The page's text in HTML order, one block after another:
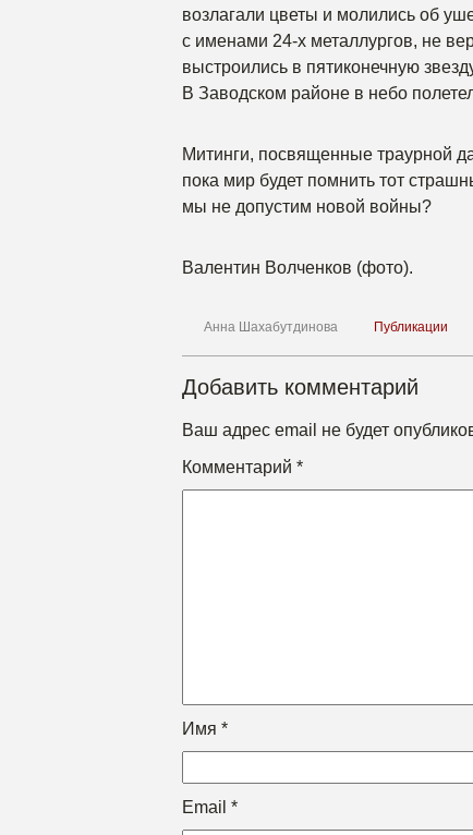
возлагали цветы и молились об
с именами 24-х металлургов, не
выстроились в пятиконечную
В Заводском районе в небо
Митинги, посвященные траурной
пока мир будет помнить тот
мы не допустим новой войны?
Валентин Волченков (фото).
Анна Шахабутдинова Публикации
Добавить комментарий
Ваш адрес email не будет
Комментарий *
Имя *
Email *